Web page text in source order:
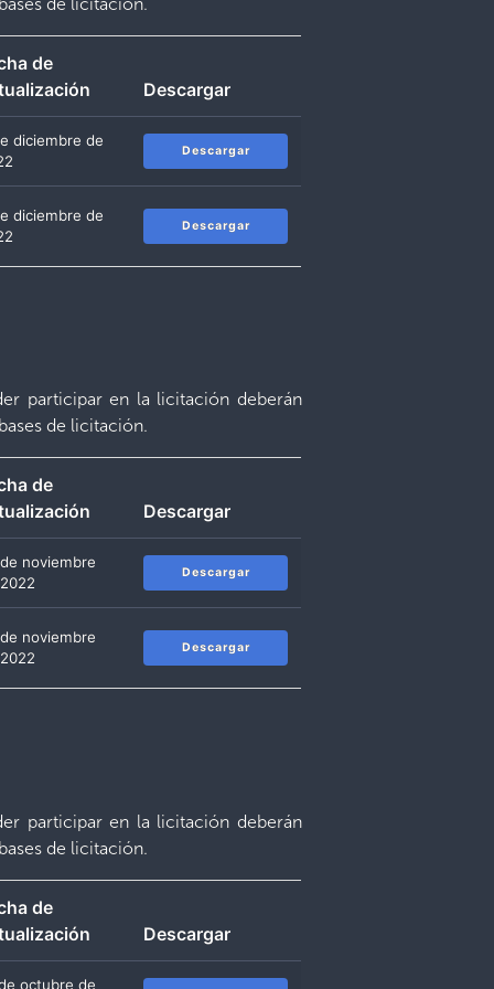
de
Descargar
diciembre de
Descargar
diciembre de
Descargar
participar en la licitación deberán
de licitación.
de
Descargar
noviembre
Descargar
noviembre
Descargar
participar en la licitación deberán
de licitación.
de
Descargar
octubre de